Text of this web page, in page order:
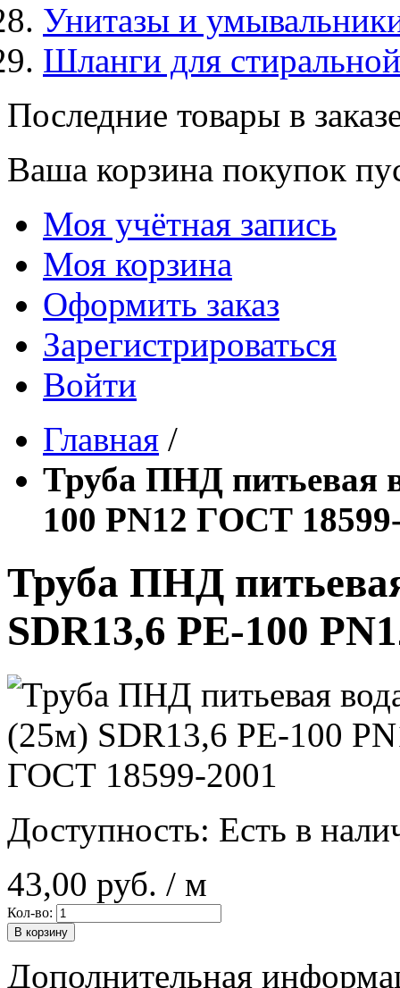
Унитазы и
Шланги для
Последние товары в
Ваша корзина покупок
Моя учётная запись
Моя корзина
Оформить заказ
Зарегистрироваться
Войти
Главная /
Труба ПНД питьевая
100 PN12 ГОСТ
Труба ПНД
SDR13,6 PE-100
Доступность: Есть в
43,00 руб. / м
Кол-во:
В корзину
Дополнительная